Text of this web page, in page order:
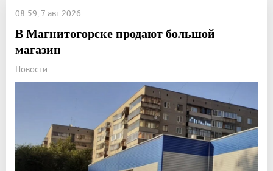
08:59, 7 авг 2026
В Магнитогорске продают большой
магазин
Новости